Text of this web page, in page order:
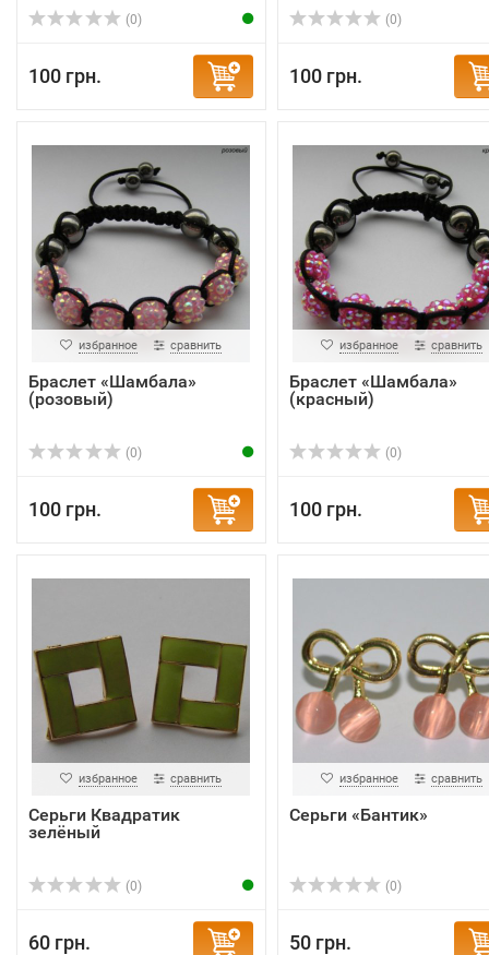
(0)
100 грн.
(0)
100 грн.
избранное сравнить
Браслет «Шамбала»
(розовый)
(0)
100 грн.
избранное сравнить
Браслет «Шамбала»
(красный)
(0)
100 грн.
избранное сравнить
Серьги Квадратик
зелёный
(0)
60 грн.
избранное сравнить
Серьги «Бантик»
(0)
50 грн.